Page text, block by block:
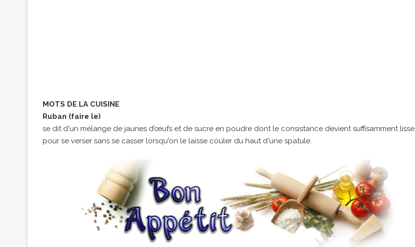
MOTS DE LA CUISINE
Ruban (faire le)
se dit d'un mélange de jaunes d’œufs et de sucre en poudre dont le consistance devient suffisamment lisse
pour se verser sans se casser lorsqu'on le laisse couler du haut d'une spatule.